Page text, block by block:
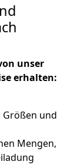
unser
erhalten:
Größen und
Mengen,